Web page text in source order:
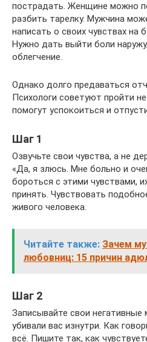
пострадать. Женщине можно
разбить тарелку. Мужчина
написать о своих чувствах на
Нужно дать выйти боли
облегчение.
Однако долго предаваться
Психологи советуют пройти
помогут успокоиться и
Шаг 1
Озвучьте свои чувства, а не
«Да, я злюсь. Мне больно и
бороться с этими чувствами,
принять. Чувствовать
живого человека.
Читайте также: Зачем
любовниц: 15 причин
Шаг 2
Записывайте свои
убивали вас изнутри. Как
всё. Пишите так, как